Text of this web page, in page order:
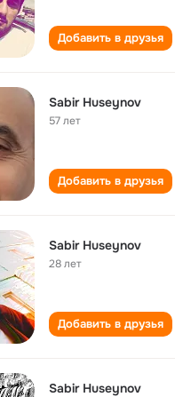
Добавить в друзья
Sabir Huseynov
57 лет
Добавить в друзья
Sabir Huseynov
28 лет
Добавить в друзья
Sabir Huseynov